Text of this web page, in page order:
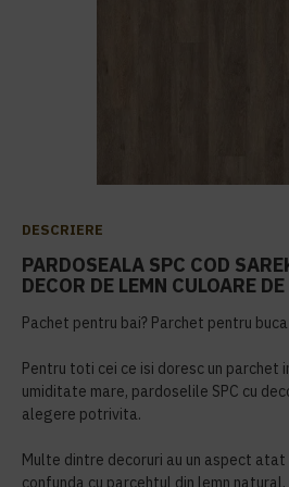
DESCRIERE
PARDOSEALA SPC COD
DECOR DE LEMN CULOARE
Pachet pentru bai? Parchet pentru
Pentru toti cei ce isi doresc un parchet
umiditate mare, pardoselile SPC cu
alegere potrivita.
Multe dintre decoruri au un aspect
confunda cu parcehtul din lemn natural.